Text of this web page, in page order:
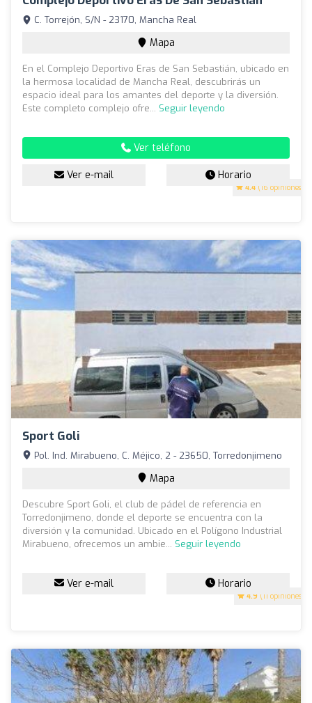
4.4 (16 opiniones)
C. Torrejón, S/N - 23170, Mancha Real
Mapa
En el Complejo Deportivo Eras de San Sebastián, ubicado en
la hermosa localidad de Mancha Real, descubrirás un
espacio ideal para los amantes del deporte y la diversión.
Este completo complejo ofre... Seguir leyendo
Ver teléfono
Ver e-mail Horario
Sport Goli
4.9 (11 opiniones)
Pol. Ind. Mirabueno, C. Méjico, 2 - 23650, Torredonjimeno
Mapa
Descubre Sport Goli, el club de pádel de referencia en
Torredonjimeno, donde el deporte se encuentra con la
diversión y la comunidad. Ubicado en el Polígono Industrial
Mirabueno, ofrecemos un ambie... Seguir leyendo
Ver e-mail Horario